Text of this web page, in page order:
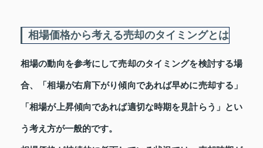
相場価格から考える売却のタイミングとは
相場の動向を参考にして売却のタイミングを検討する場
合、「相場が右肩下がり傾向であれば早めに売却する」
「相場が上昇傾向であれば適切な時期を見計らう」とい
う考え方が一般的です。